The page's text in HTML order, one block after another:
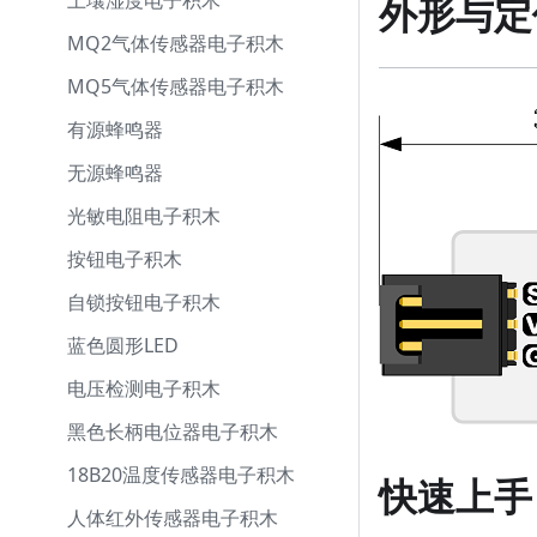
MQ2气体传感器电子积木
MQ5气体传感器电子积木
有源蜂鸣器
无源蜂鸣器
光敏电阻电子积木
按钮电子积木
自锁按钮电子积木
蓝色圆形LED
电压检测电子积木
黑色长柄电位器电子积木
18B20温度传感器电子积木
人体红外传感器电子积木
外形与
快速上手